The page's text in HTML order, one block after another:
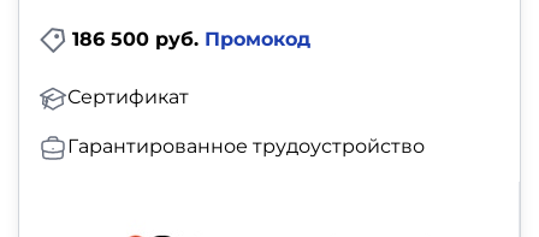
186 500 руб. Промокод
Сертификат
Гарантированное трудоустройство